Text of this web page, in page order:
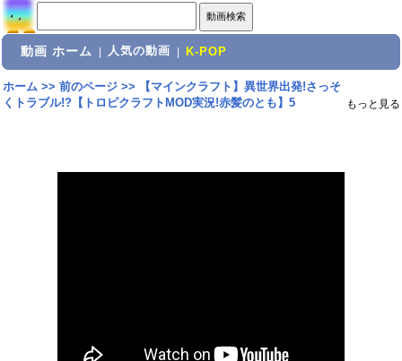
動画 ホーム 人気の動画 K-POP
ホーム>> 前のページ>>
【マインクラフト】異世界出発!さっそ
くトラブル!?【トロピクラフトMOD実況!赤髪のとも】5
もっと見る